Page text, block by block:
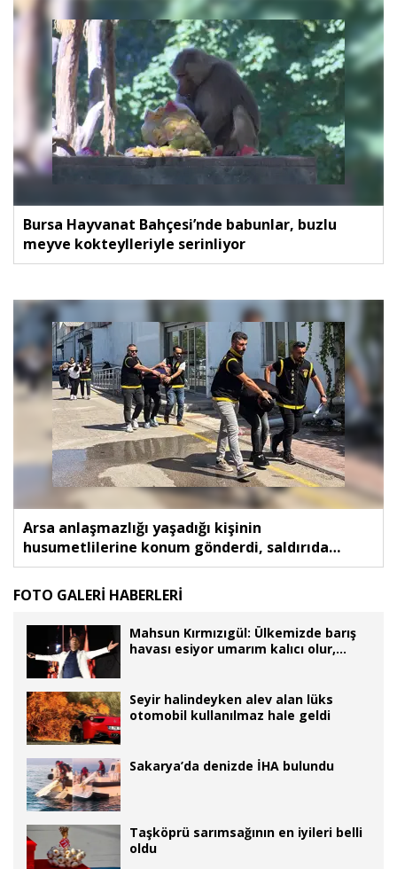
Bursa Hayvanat Bahçesi’nde babunlar, buzlu
meyve kokteylleriyle serinliyor
Arsa anlaşmazlığı yaşadığı kişinin
husumetlilerine konum gönderdi, saldırıda
kendisi de yaralandı
FOTO GALERİ HABERLERİ
Mahsun Kırmızıgül: Ülkemizde barış
havası esiyor umarım kalıcı olur,
Seyir halindeyken alev alan lüks
otomobil kullanılmaz hale geldi
Sakarya’da denizde İHA bulundu
Taşköprü sarımsağının en iyileri belli
oldu